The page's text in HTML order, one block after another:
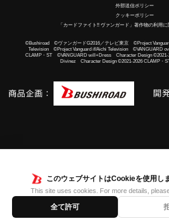
このウェブサイトはCookieを使用し
This site uses cookies. For more details,
全て許可
外部送信ポリシー
クッキーポリシー
「カードファイト!! ヴァンガード」著作物の利用
©Bushiroad ©ヴァンガードG2016／テレビ東京 ©Project
Television ©Project Vanguard if/Aichi Television ©VANGUARD
CLAMP・ST ©VANGUARD will+Dress Character Design
Divinez Character Design ©2021-2026 CLAMP・